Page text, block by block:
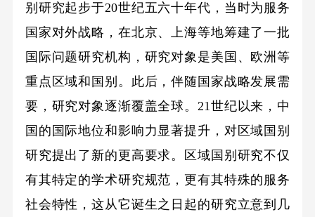
别研究起步于20世纪五六十年代，当时为服务
国家对外战略，在北京、上海等地筹建了一批
国际问题研究机构，研究对象是美国、欧洲等
重点区域和国别。此后，伴随国家战略发展需
要，研究对象逐渐覆盖全球。21世纪以来，中
国的国际地位和影响力显著提升，对区域国别
研究提出了新的更高要求。区域国别研究不仅
有其特定的学术研究规范，更有其特殊的服务
社会特性，这从它诞生之日起的研究立意到几